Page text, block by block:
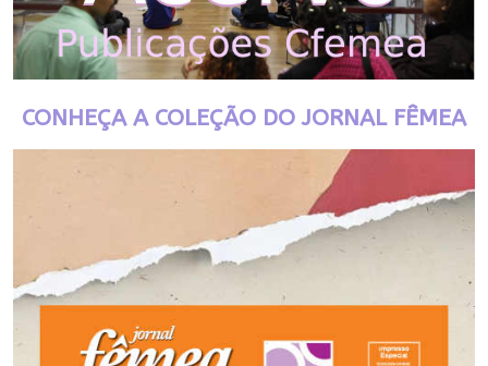
CONHEÇA A COLEÇÃO DO JORNAL FÊMEA